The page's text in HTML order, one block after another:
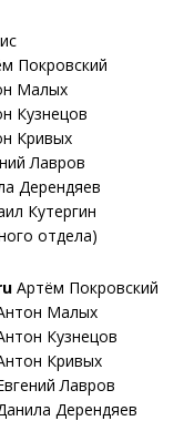
Покровский
Малых
Кузнецов
Кривых
Лавров
Дерендяев
Кутергин
отдела)
Артём Покровский
Малых
Кузнецов
Кривых
Лавров
Дерендяев